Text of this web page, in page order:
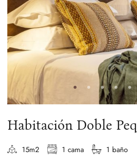
Habitación Doble
15m2 1 cama 1 baño